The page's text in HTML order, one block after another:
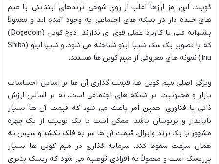
گویند. این رمز ارزها اغلب از روی شوخی، ترندهای اینترنتی، یا میم
های خنده دار در شبکه های اجتماعی به وجود آمده اند و معمولاً
پشتوانه فنی یا کاربرد عملی قوی ای ندارند. دوج کوین (Dogecoin)
که با تصویر یک سگ شیبا اینو شناخته می شود، و شیبا اینو (Shiba
Inu) نمونه های معروفی از میم کوین ها هستند.
ویژگی اصلی میم کوین ها، قیمت گذاری آن ها بر اساس احساسات
بازار و محبوبیت در شبکه های اجتماعی است، نه بر اساس ارزش
ذاتی یا فناوری. همین امر باعث می شود که قیمت آن ها بسیار
ناپایدار و پرنوسان باشد. ممکن است با یک توییت از یک چهره
مشهور یا یک ترند وایرال، قیمت آن ها سر به فلک بکشد و سپس به
همان سرعت سقوط کند. سرمایه گذاری در میم کوین ها بسیار
پرریسک است و معمولاً به افرادی توصیه می شود که ریسک پذیری